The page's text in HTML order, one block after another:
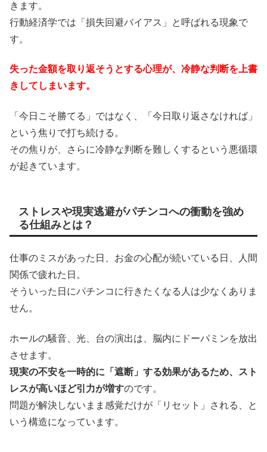
きます。
行動経済学では「損失回避バイアス」と呼ばれる現象で
す。
失った金額を取り返そうとする心理が、冷静な判断を上書
きしてしまいます。
「今日こそ勝てる」ではなく、「今日取り返さなければ」
という焦りで打ち続ける。
その焦りが、さらに冷静な判断を難しくするという悪循環
が起きています。
ストレスや現実逃避がパチンコへの衝動を強め
る仕組みとは？
仕事のミスがあった日、お金の心配が続いている日、人間
関係で疲れた日。
そういった日にパチンコに行きたくなる人は少なくありま
せん。
ホールの騒音、光、台の演出は、脳内にドーパミンを放出
させます。
現実の不安を一時的に「遮断」する効果があるため、スト
レスが高いほど引力が増すのです。
問題が解決しないまま感覚だけが「リセット」される、と
いう構造になっています。